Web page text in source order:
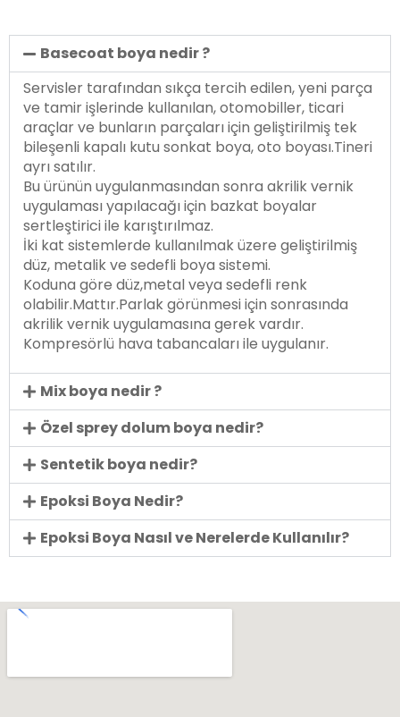
Basecoat boya nedir ?
Servisler tarafından sıkça tercih edilen, yeni parça
ve tamir işlerinde kullanılan, otomobiller, ticari
araçlar ve bunların parçaları için geliştirilmiş tek
bileşenli kapalı kutu sonkat boya, oto boyası.Tineri
ayrı satılır.
Bu ürünün uygulanmasından sonra akrilik vernik
uygulaması yapılacağı için bazkat boyalar
sertleştirici ile karıştırılmaz.
İki kat sistemlerde kullanılmak üzere geliştirilmiş
düz, metalik ve sedefli boya sistemi.
Koduna göre düz,metal veya sedefli renk
olabilir.Mattır.Parlak görünmesi için sonrasında
akrilik vernik uygulamasına gerek vardır.
Kompresörlü hava tabancaları ile uygulanır.
Mix boya nedir ?
Özel sprey dolum boya nedir?
Sentetik boya nedir?
Epoksi Boya Nedir?
Epoksi Boya Nasıl ve Nerelerde Kullanılır?